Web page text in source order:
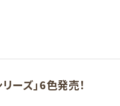
ーズ」6色発売！